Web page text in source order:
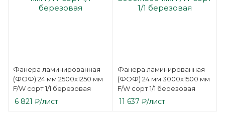
Фанера ламинированная
(ФОФ) 24 мм 2500х1250 мм
F/W сорт 1/1 березовая
6 821 ₽/лист
Фанера ламинированная
(ФОФ) 24 мм 3000х1500 мм
F/W сорт 1/1 березовая
11 637 ₽/лист